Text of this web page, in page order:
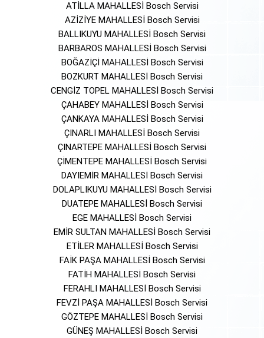
ATİLLA MAHALLESİ Bosch Servisi
AZİZİYE MAHALLESİ Bosch Servisi
BALLIKUYU MAHALLESİ Bosch Servisi
BARBAROS MAHALLESİ Bosch Servisi
BOĞAZİÇİ MAHALLESİ Bosch Servisi
BOZKURT MAHALLESİ Bosch Servisi
CENGİZ TOPEL MAHALLESİ Bosch Servisi
ÇAHABEY MAHALLESİ Bosch Servisi
ÇANKAYA MAHALLESİ Bosch Servisi
ÇINARLI MAHALLESİ Bosch Servisi
ÇINARTEPE MAHALLESİ Bosch Servisi
ÇİMENTEPE MAHALLESİ Bosch Servisi
DAYIEMİR MAHALLESİ Bosch Servisi
DOLAPLIKUYU MAHALLESİ Bosch Servisi
DUATEPE MAHALLESİ Bosch Servisi
EGE MAHALLESİ Bosch Servisi
EMİR SULTAN MAHALLESİ Bosch Servisi
ETİLER MAHALLESİ Bosch Servisi
FAİK PAŞA MAHALLESİ Bosch Servisi
FATİH MAHALLESİ Bosch Servisi
FERAHLI MAHALLESİ Bosch Servisi
FEVZİ PAŞA MAHALLESİ Bosch Servisi
GÖZTEPE MAHALLESİ Bosch Servisi
GÜNEŞ MAHALLESİ Bosch Servisi